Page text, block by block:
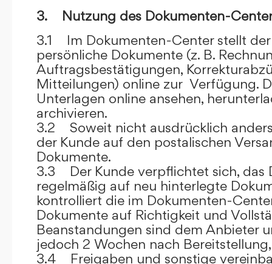
3. Nutzung des Dokumenten-
3.1 Im Dokumenten-Center stellt
persönliche Dokumente (z. B.
Auftragsbestätigungen,
Mitteilungen) online zur Verfügung.
Unterlagen online ansehen,
archivieren.
3.2 Soweit nicht ausdrücklich
der Kunde auf den postalischen
Dokumente.
3.3 Der Kunde verpflichtet sich, das
regelmäßig auf neu hinterlegte
kontrolliert die im Dokumenten-
Dokumente auf Richtigkeit und
Beanstandungen sind dem Anbieter
jedoch 2 Wochen nach
3.4 Freigaben und sonstige